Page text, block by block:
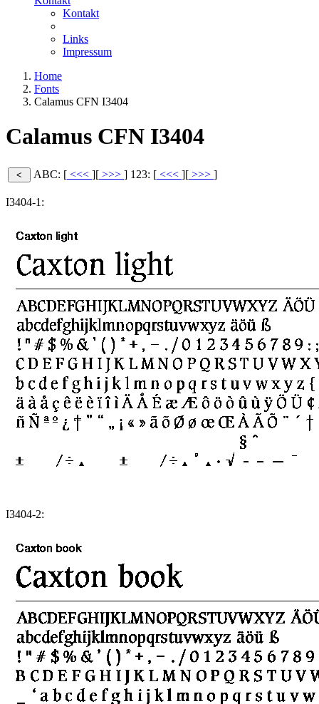
Kontakt
Links
Impressum
Home
Fonts
Calamus CFN I3404
Calamus CFN I3404
ABC: [ <<< ][ >>> ] 123: [ <<< ][ >>> ]
I3404-1:
I3404-2: